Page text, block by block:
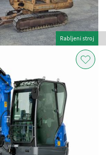
Rabljeni stroj